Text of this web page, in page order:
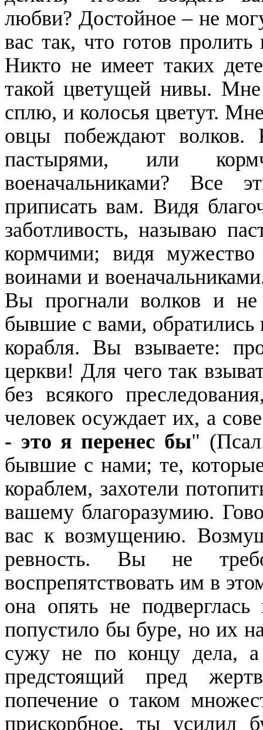
любви? Достойное – не
вас так, что готов
Никто не имеет таких
такой цветущей нивы.
сплю, и колосья цветут.
овцы побеждают
пастырями, или
военачальниками? Все
приписать вам. Видя
заботливость, называю
кормчими; видя
воинами и
Вы прогнали волков и не
бывшие с вами, обратились
корабля. Вы взываете:
церкви! Для чего так
без всякого
человек осуждает их, а
- это я перенес бы"
бывшие с нами; те,
кораблем, захотели
вашему благоразумию.
вас к возмущению.
ревность. Вы не
воспрепятствовать им в
она опять не
попустило бы буре, но их
сужу не по концу дела,
предстоящий пред
попечение о таком
прискорбное, ты усилил